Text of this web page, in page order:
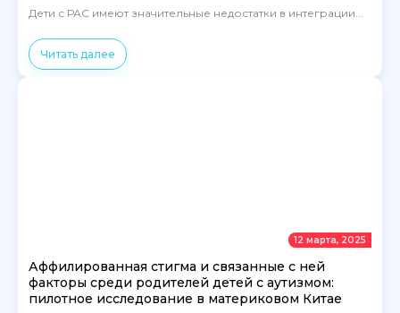
Дети с РАС имеют значительные недостатки в интеграции...
Читать далее
12 марта, 2025
Аффилированная стигма и связанные с ней
факторы среди родителей детей с аутизмом:
пилотное исследование в материковом Китае